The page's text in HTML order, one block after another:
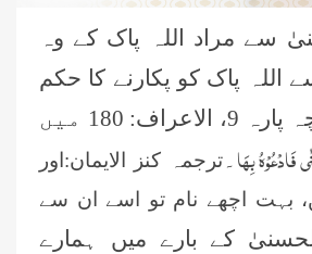
سے مراد اللہ پاک کے وہ
اللہ پاک کو پکارنے کا حکم
9،
الاعراف: 180 میں
فَادْعُوْہُ بِھَا ۔ترجمہ کنز الایمان:اور
بہت اچھے نام تو اسے ان سے
کے بارے میں ہمارے